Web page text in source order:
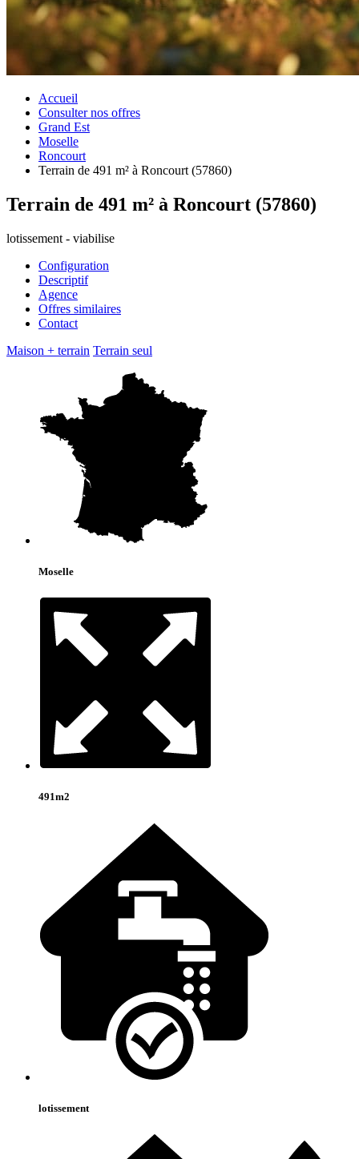
Accueil
Consulter nos offres
Grand Est
Moselle
Roncourt
Terrain de 491 m² à Roncourt (57860)
Terrain de 491 m² à Roncourt (57860)
lotissement - viabilise
Configuration
Descriptif
Agence
Offres similaires
Contact
Maison + terrain Terrain seul
Moselle
491m2
lotissement